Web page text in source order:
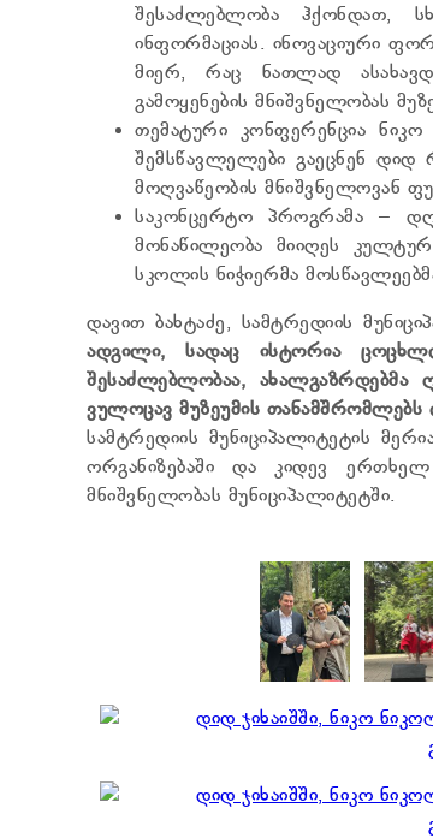
შესაძლებლობა ჰქონდათ,
ინფორმაციას. ინოვაციური
მიერ, რაც ნათლად
გამოყენების მნიშვნელობას
თემატური კონფერენცია
შემსწავლელები გაეცნენ
მოღვაწეობის მნიშვნელოვან
საკონცერტო პროგრამა –
მონაწილეობა მიიღეს
სკოლის ნიჭიერმა
დავით ბახტაძე, სამტრედიის
ადგილი, სადაც ისტორია
შესაძლებლობაა, ახალგაზრდებმა
ვულოცავ მუზეუმის თანამშრომლებს
სამტრედიის მუნიციპალიტეტის
ორგანიზებაში და კიდევ
მნიშვნელობას მუნიციპალიტეტში.